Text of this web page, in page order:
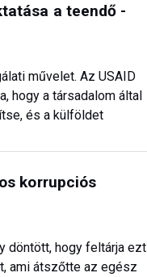
a teendő -
művelet. Az USAID
hogy a társadalom által
és a külföldet
korrupciós
döntött, hogy feltárja ezt
ami átszőtte az egész